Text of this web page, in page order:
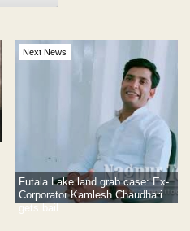
Next News
Futala Lake land grab case: Ex-
Corporator Kamlesh Chaudhari
gets bail